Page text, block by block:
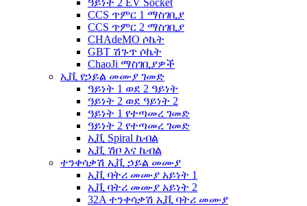
ዓይነት 2 EV Socket
CCS ጥምር 1 ማስገቢያ
CCS ጥምር 2 ማስገቢያ
CHAdeMO ሶኬት
GBT ሽጉጥ ሶኬት
ChaoJi ማስገቢያዎች
ኢቪ የኃይል መሙያ ገመድ
ዓይነት 1 ወደ 2 ዓይነት
ዓይነት 2 ወደ ዓይነት 2
ዓይነት 1 የተጣመረ ገመድ
ዓይነት 2 የተጣመረ ገመድ
ኢቪ Spiral ኬብል
ኢቪ ሽቦ እና ኬብል
ተንቀሳቃሽ ኢቪ ኃይል መሙያ
ኢቪ ባትሪ መሙያ አይነት 1
ኢቪ ባትሪ መሙያ አይነት 2
32A ተንቀሳቃሽ ኢቪ ባትሪ መሙያ